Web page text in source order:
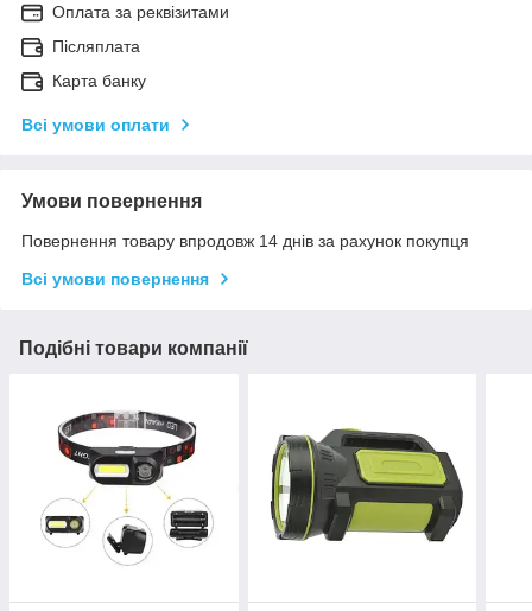
Оплата за реквізитами
Післяплата
Карта банку
Всі умови оплати
Умови повернення
Повернення товару впродовж 14 днів за рахунок покупця
Всі умови повернення
Подібні товари компанії